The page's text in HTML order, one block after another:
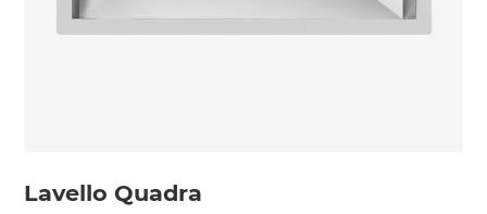
Lavello Quadra